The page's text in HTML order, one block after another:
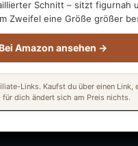
Schnitt – sitzt figurnah
Zweifel eine Größe größer
Amazon ansehen →
Links. Kaufst du über einen Link,
für dich ändert sich am Preis nichts.